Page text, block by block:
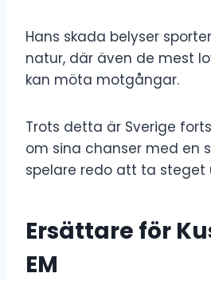
Hans skada belyser
natur, där även de mest
kan möta motgångar.
Trots detta är Sverige
om sina chanser med en
spelare redo att ta steget
Ersättare för
EM